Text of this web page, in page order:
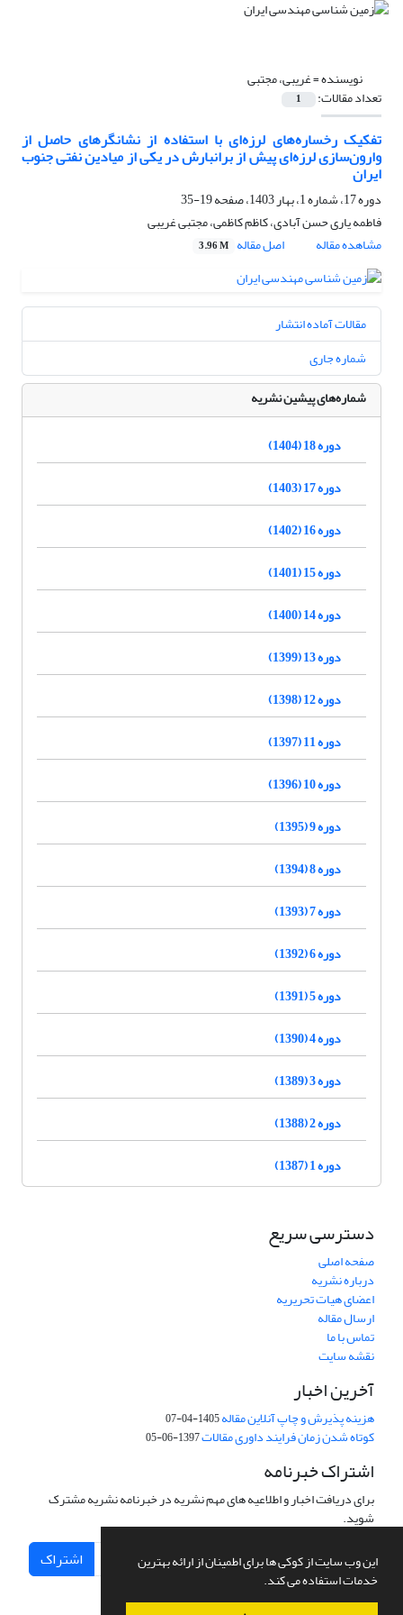
این وب سایت از کوکی ها برای اطمینان از ارائه بهترین
خدمات استفاده می کند.
نویسنده =غریبی، مجتبی
تعداد مقالات: 1
تفکیک رخساره‌های لرزه‌ای با استفاده از نشانگرهای حاصل از
وارون‌سازی لرزه‌ای پیش از برانبارش در یکی از میادین نفتی جنوب
ایران
دوره 17، شماره 1، بهار 1403، صفحه
19-35
فاطمه یاری حسن آبادی، کاظم کاظمی، مجتبی غریبی
مشاهده مقاله
اصل مقاله 3.96 M
مقالات آماده انتشار
شماره جاری
شماره‌های پیشین نشریه
دوره 18 (1404)
دوره 17 (1403)
دوره 16 (1402)
دوره 15 (1401)
دوره 14 (1400)
دوره 13 (1399)
دوره 12 (1398)
دوره 11 (1397)
دوره 10 (1396)
دوره 9 (1395)
دوره 8 (1394)
دوره 7 (1393)
دوره 6 (1392)
دوره 5 (1391)
دوره 4 (1390)
دوره 3 (1389)
دوره 2 (1388)
دوره 1 (1387)
دسترسی سریع
صفحه اصلی
درباره نشریه
اعضای هیات تحریریه
ارسال مقاله
تماس با ما
نقشه سایت
آخرین اخبار
هزینه پذیرش و چاپ آنلاین مقاله1405-04-07
کوتاه شدن زمان فرایند داوری مقالات1397-06-05
اشتراک خبرنامه
برای دریافت اخبار و اطلاعیه های مهم نشریه در خبرنامه نشریه مشترک
شوید.
اشتراک